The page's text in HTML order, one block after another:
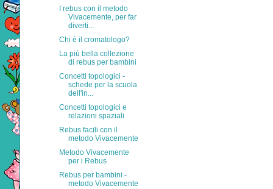
I rebus con il metodo
Vivacemente, per far
diverti...
Chi è il cromatologo?
La più bella collezione
di rebus per bambini
Concetti topologici -
schede per la scuola
dell'in...
Concetti topologici e
relazioni spaziali
Rebus facili con il
metodo Vivacemente
Metodo Vivacemente
per i Rebus
Rebus per bambini -
metodo Vivacemente